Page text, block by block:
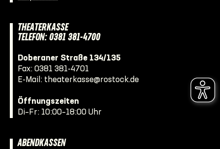
THEATERKASSE
TELEFON: 0381 381-4700
Doberaner Straße 134/135
Fax: 0381 381-4701
E-Mail: theaterkasse@rostock.de
Öffnungszeiten
Di–Fr: 10:00–18:00 Uhr
ABENDKASSEN